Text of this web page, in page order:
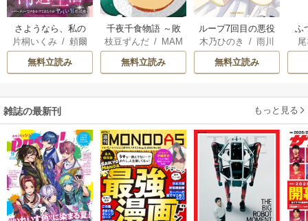
さようなら、私の
冷遇生活 ～パーテ
ィーで声をかけて
きたのがヤバい男
片桐いくみ / 頼爾
無料立読み
千夜千食物語 ～敗
国の姫ですが氷の
皇子殿下がどうも
溺愛してくれてい
枝豆ずんだ/ MAM
AKOTO/鴉羽凛燈
無料立読み
ループ7回目の悪役
令嬢は、元敵国で
自由気ままな花嫁
生活を満喫する
木乃ひのき /雨川
透子/八美☆わん
無料立読み
ふ
雑誌の最新刊 もっと見る